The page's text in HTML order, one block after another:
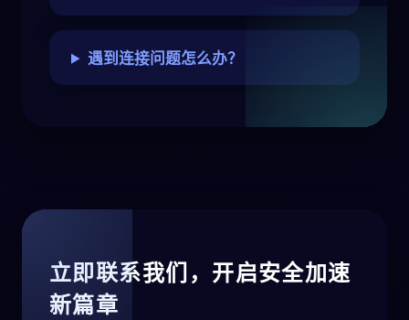
遇到连接问题怎么办？
立即联系我们，开启安全加速
新篇章